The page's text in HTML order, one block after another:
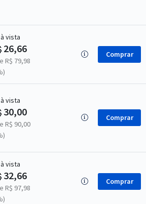
vista
26,66
R$ 79,98
Comprar
vista
30,00
R$ 90,00
Comprar
vista
32,66
R$ 97,98
Comprar